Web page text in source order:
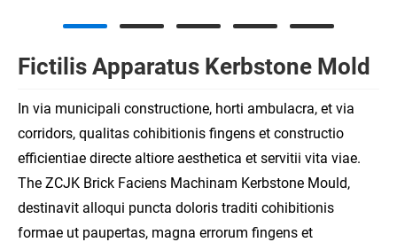
Fictilis Apparatus Kerbstone Mold
In via municipali constructione, horti ambulacra, et via
corridors, qualitas cohibitionis fingens et constructio
efficientiae directe altiore aesthetica et servitii vita viae.
The ZCJK Brick Faciens Machinam Kerbstone Mould,
destinavit alloqui puncta doloris traditi cohibitionis
formae ut paupertas, magna errorum fingens et